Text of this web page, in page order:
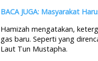
BACA JUGA: Masyarakat
Hamizah mengatakan,
gas baru. Seperti yang
Laut Tun Mustapha.